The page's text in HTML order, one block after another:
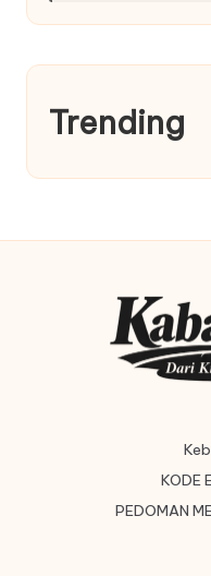
Trending
KODE
PEDOMAN